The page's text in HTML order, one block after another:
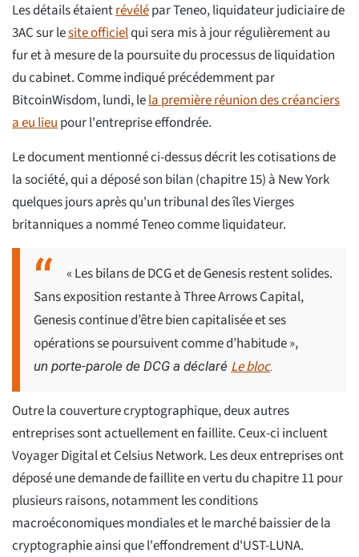
Les détails étaientrévélépar Teneo, liquidateur judiciaire de
3AC sur lesite officielqui sera mis à jour régulièrement au
fur et à mesure de la poursuite du processus de liquidation
du cabinet. Comme indiqué précédemment par
BitcoinWisdom, lundi, lela première réunion des créanciers
a eu lieupour l'entreprise effondrée.
Le document mentionné ci-dessus décrit les cotisations de
la société, qui a déposé son bilan (chapitre 15) à New York
quelques jours après qu'un tribunal des îles Vierges
britanniques a nommé Teneo comme liquidateur.
« Les bilans de DCG et de Genesis restent solides.
Sans exposition restante à Three Arrows Capital,
Genesis continue d’être bien capitalisée et ses
opérations se poursuivent comme d’habitude »,
un porte-parole de DCG a déclaré Le bloc.
Outre la couverture cryptographique, deux autres
entreprises sont actuellement en faillite. Ceux-ci incluent
Voyager Digital et Celsius Network. Les deux entreprises ont
déposé une demande de faillite en vertu du chapitre 11 pour
plusieurs raisons, notamment les conditions
macroéconomiques mondiales et le marché baissier de la
cryptographie ainsi que l'effondrement d'UST-LUNA.